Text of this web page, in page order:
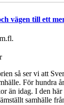
vägen till ett
så ser vi att
För hundra
än idag. I den
samhälle